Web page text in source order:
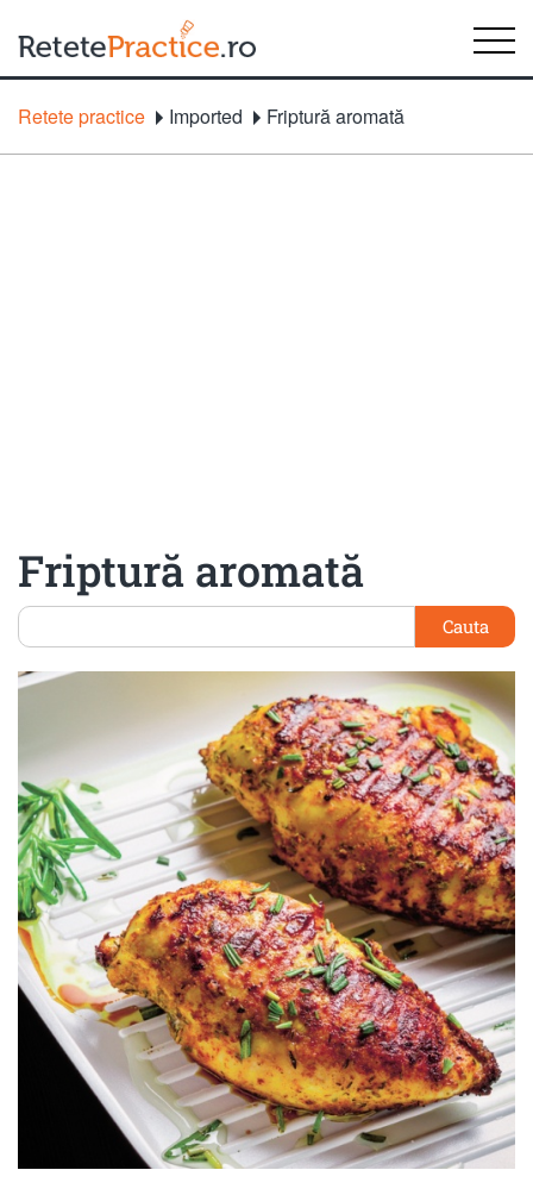
Retete practice Imported Friptură aromată
Friptură aromată
Cauta